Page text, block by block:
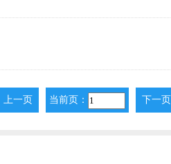
上一页 当前页： 下一页